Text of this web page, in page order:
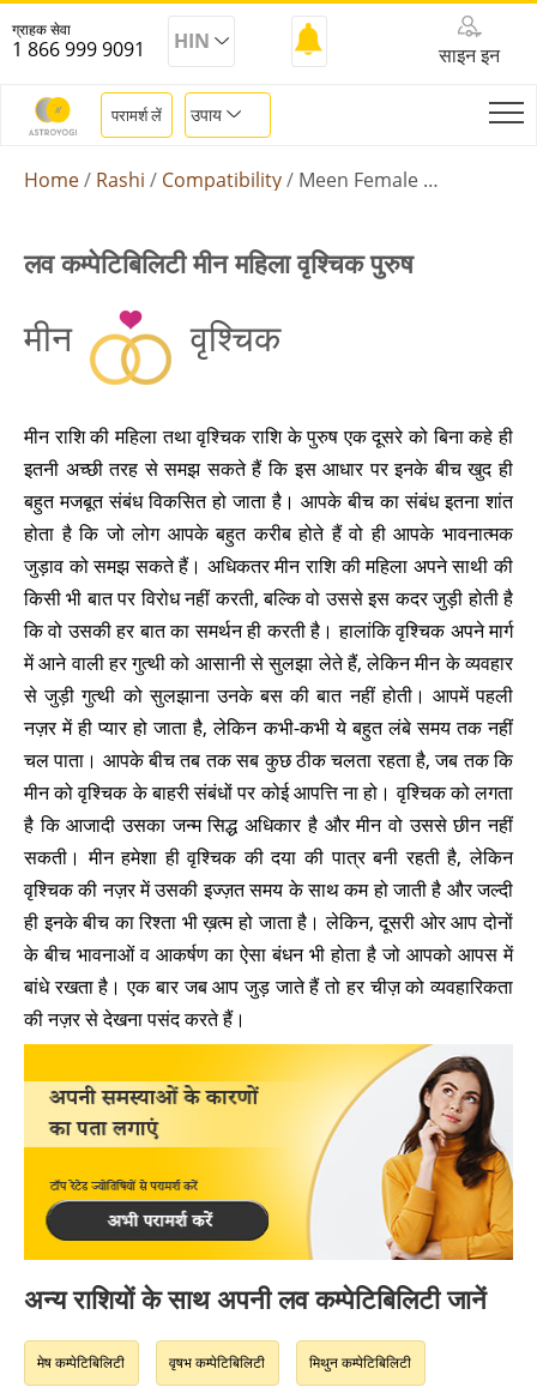
ग्राहक सेवा
1 866 999 9091 HIN
साइन इन
परामर्श लें उपाय
Home Rashi Compatibility Meen Female Vrishchik Male
लव कम्पेटिबिलिटी मीन महिला वृश्चिक पुरुष
मीन वृश्चिक
मीन राशि की महिला तथा वृश्चिक राशि के पुरुष एक दूसरे को बिना कहे ही
इतनी अच्छी तरह से समझ सकते हैं कि इस आधार पर इनके बीच खुद ही
बहुत मजबूत संबंध विकसित हो जाता है। आपके बीच का संबंध इतना शांत
होता है कि जो लोग आपके बहुत करीब होते हैं वो ही आपके भावनात्मक
जुड़ाव को समझ सकते हैं। अधिकतर मीन राशि की महिला अपने साथी की
किसी भी बात पर विरोध नहीं करती, बल्कि वो उससे इस कदर जुड़ी होती है
कि वो उसकी हर बात का समर्थन ही करती है। हालांकि वृश्चिक अपने मार्ग
में आने वाली हर गुत्थी को आसानी से सुलझा लेते हैं, लेकिन मीन के व्यवहार
से जुड़ी गुत्थी को सुलझाना उनके बस की बात नहीं होती। आपमें पहली
नज़र में ही प्यार हो जाता है, लेकिन कभी-कभी ये बहुत लंबे समय तक नहीं
चल पाता। आपके बीच तब तक सब कुछ ठीक चलता रहता है, जब तक कि
मीन को वृश्चिक के बाहरी संबंधों पर कोई आपत्ति ना हो। वृश्चिक को लगता
है कि आजादी उसका जन्म सिद्ध अधिकार है और मीन वो उससे छीन नहीं
सकती। मीन हमेशा ही वृश्चिक की दया की पात्र बनी रहती है, लेकिन
वृश्चिक की नज़र में उसकी इज्ज़त समय के साथ कम हो जाती है और जल्दी
ही इनके बीच का रिश्ता भी ख़त्म हो जाता है। लेकिन, दूसरी ओर आप दोनों
के बीच भावनाओं व आकर्षण का ऐसा बंधन भी होता है जो आपको आपस में
बांधे रखता है। एक बार जब आप जुड़ जाते हैं तो हर चीज़ को व्यवहारिकता
की नज़र से देखना पसंद करते हैं।
अन्य राशियों के साथ अपनी लव कम्पेटिबिलिटी जानें
मेष कम्पेटिबिलिटी वृषभ कम्पेटिबिलिटी मिथुन कम्पेटिबिलिटी